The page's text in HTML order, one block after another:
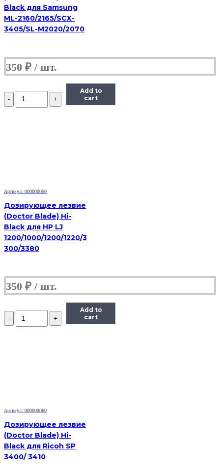
Black для Samsung
ML-2160/2165/SCX-
3405/SL-M2020/2070
350 ₽
Количество
Дозирующее
Enterprise
M712n
Add to
cart
Артикул: 000000050
Дозирующее лезвие
(Doctor Blade) Hi-
Black для HP LJ
1200/1000/1200/1220/3
300/3380
350 ₽
Количество
Дозирующее
Enterprise
M712n
Add to
cart
Артикул: 000000060
Дозирующее лезвие
(Doctor Blade) Hi-
Black для Ricoh SP
3400/ 3410